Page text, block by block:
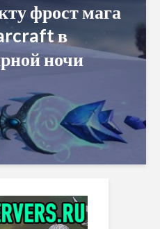
фрост мага
в
ночи